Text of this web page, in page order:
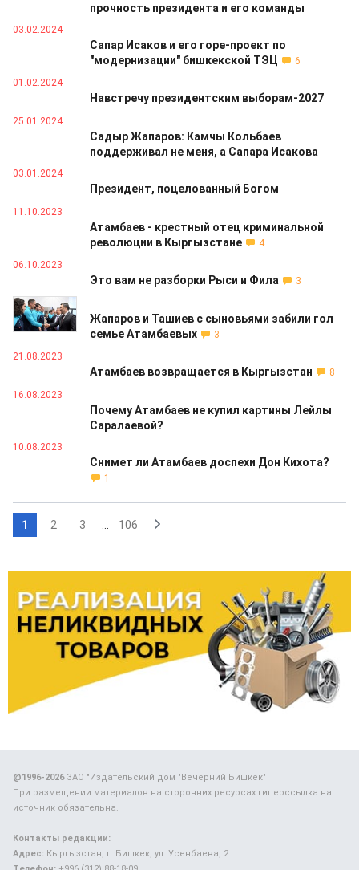
прочность президента и его команды
03.02.2024
Сапар Исаков и его горе-проект по
"модернизации" бишкекской ТЭЦ
6
01.02.2024
Навстречу президентским выборам-2027
25.01.2024
Садыр Жапаров: Камчы Кольбаев
поддерживал не меня, а Сапара Исакова
03.01.2024
Президент, поцелованный Богом
11.10.2023
Атамбаев - крестный отец криминальной
революции в Кыргызстане
4
06.10.2023
Это вам не разборки Рыси и Фила
3
29.08.2023
Жапаров и Ташиев с сыновьями забили гол
семье Атамбаевых
3
21.08.2023
Атамбаев возвращается в Кыргызстан
8
16.08.2023
Почему Атамбаев не купил картины Лейлы
Саралаевой?
10.08.2023
Снимет ли Атамбаев доспехи Дон Кихота?
1
1 2 3 106
@1996-2026ЗАО "Издательский дом "Вечерний Бишкек"
При размещении материалов на сторонних ресурсах гиперссылка на
источник обязательна.
Контакты редакции:
Адрес: Кыргызстан, г. Бишкек, ул. Усенбаева, 2.